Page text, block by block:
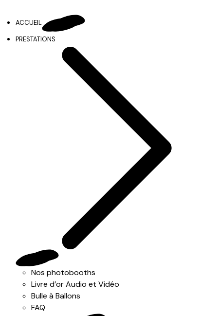
ACCUEIL
PRESTATIONS
Nos photobooths
Livre d’or Audio et Vidéo
Bulle à Ballons
FAQ